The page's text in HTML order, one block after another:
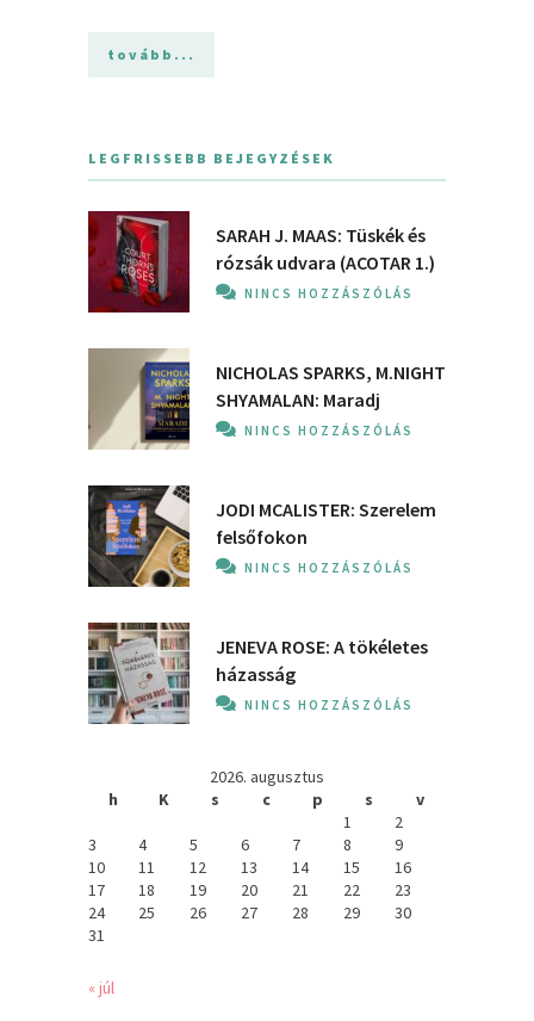
tovább...
LEGFRISSEBB BEJEGYZÉSEK
SARAH J. MAAS: Tüskék és
rózsák udvara (ACOTAR 1.)
NINCS HOZZÁSZÓLÁS
NICHOLAS SPARKS, M.NIGHT
SHYAMALAN: Maradj
NINCS HOZZÁSZÓLÁS
JODI MCALISTER: Szerelem
felsőfokon
NINCS HOZZÁSZÓLÁS
JENEVA ROSE: A ​tökéletes
házasság
NINCS HOZZÁSZÓLÁS
2026. augusztus
h
K s c p s
v
1
2
3
4 5 6 7 8
9
10
11 12 13 14 15
16
17
18 19 20 21 22
23
24
25 26 27 28 29
30
31
« júl